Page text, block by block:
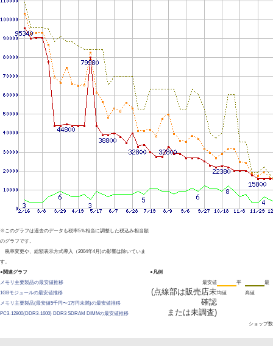
※このグラフは過去のデータも税率5％相当に調整した税込み相当額
のグラフです。
税率変更や、総額表示方式導入（2004年4月)の影響は除いていま
す。
●関連グラフ
メモリ主要製品の最安値推移
1GBモジュールの最安値推移
メモリ主要製品(最安値5千円〜1万円未満)の最安値推移
PC3-12800(DDR3-1600) DDR3 SDRAM DIMMの最安値推移
●凡例
最安値
(点線部は販売店未
確認
または未調査)
平
均値
最
高値
ショップ数